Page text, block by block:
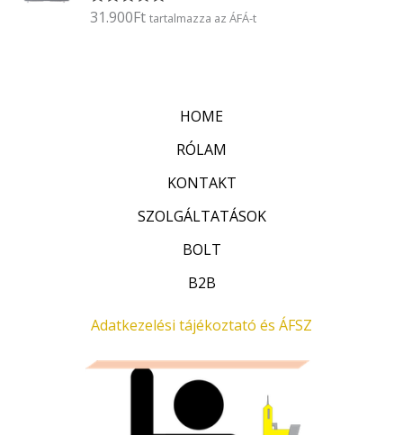
s
É
31.900Ft tartalmazza az ÁFÁ-t
HOME
RÓLAM
KONTAKT
SZOLGÁLTATÁSOK
BOLT
B2B
Adatkezelési tájékoztató és ÁFSZ